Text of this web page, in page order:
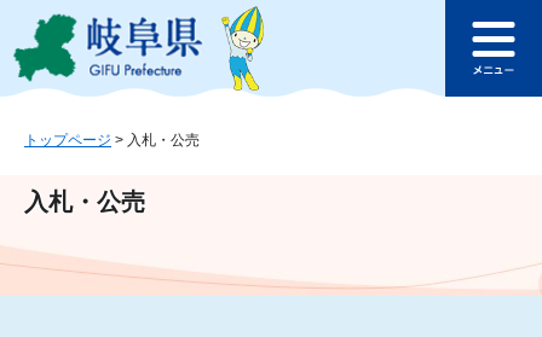
ジ
ュ
文
このページの本文へ
ュ
トップページ > 入札・公売
入札・公売